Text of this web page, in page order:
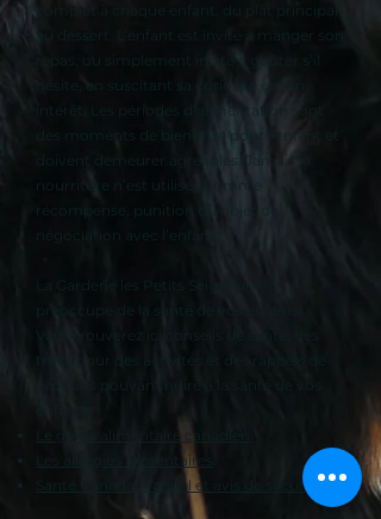
complet à chaque enfant, du plat principal
au dessert. L’enfant est invité à manger son
repas, ou simplement incité à goûter s’il
hésite, en suscitant sa curiosité et son
intérêt. Les périodes d’alimentation sont
des moments de bien-être pour l’enfant et
doivent demeurer agréables. Jamais la
nourriture n’est utilisée comme
récompense, punition ou objet de
Vous trouverez ici conseils de santé, des
Le guide alimentaire canadien.
Les allergies alimentaires
Santé Canada: Rappel et avis de sécurité.